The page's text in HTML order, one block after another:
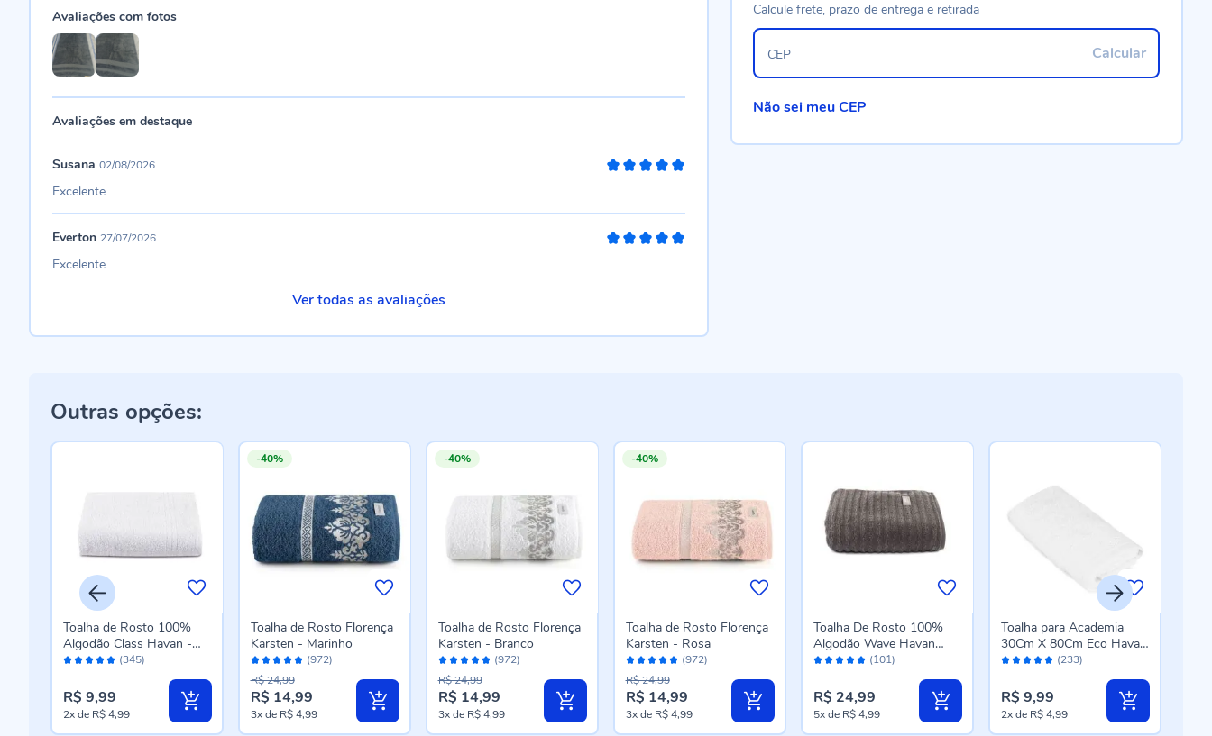
Avaliações com fotos
Avaliações em destaque
Susana 02/08/2026
Excelente
Everton 27/07/2026
Excelente
Ver todas as avaliações
Calcule frete, prazo de entrega e retirada
Calcular
CEP
Não sei meu CEP
Outras opções:
Avaliação: (345)
Toalha de Rosto 100%
Algodão Class Havan -
Branco
R$ 9,99
2xde R$ 4,99
-40%
Avaliação:
96%
(972)
Toalha de Rosto Florença
Karsten - Marinho
Preço
especial
R$ 14,99
R$ 24,99
3xde R$ 4,99
-40%
Avaliação:
96%
(972)
Toalha de Rosto Florença
Karsten - Branco
Preço
especial
R$ 14,99
R$ 24,99
3xde R$ 4,99
-40%
Avaliação:
96%
(972)
Toalha de Rosto Florença
Karsten - Rosa
Preço
especial
R$ 14,99
R$ 24,99
3xde R$ 4,99
Avaliação: (101)
Toalha De Rosto 100%
Algodão Wave Havan
Casa 1 Pç - Chumbo New
R$ 24,99
5xde R$ 4,99
Avaliação: (233)
Toalha para Academia
30Cm X 80Cm Eco Havan
Casa - Branco
R$ 9,99
2xde R$ 4,99